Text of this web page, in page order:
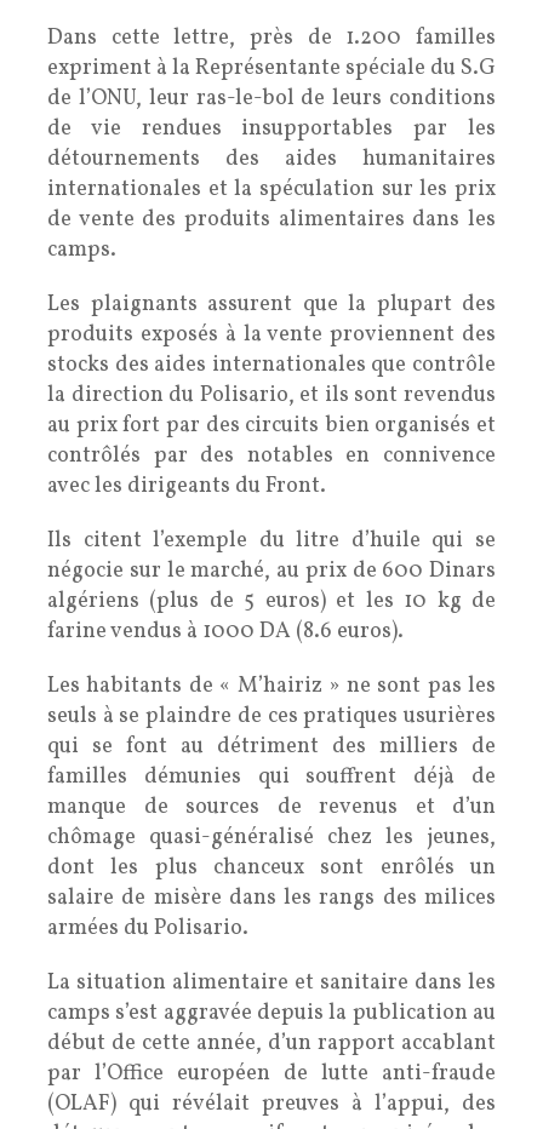
Dans cette lettre, près de 1.200 familles
expriment à la Représentante spéciale du S.G
de l’ONU, leur ras-le-bol de leurs conditions
de vie rendues insupportables par les
détournements des aides humanitaires
internationales et la spéculation sur les prix
de vente des produits alimentaires dans les
camps.
Les plaignants assurent que la plupart des
produits exposés à la vente proviennent des
stocks des aides internationales que contrôle
la direction du Polisario, et ils sont revendus
au prix fort par des circuits bien organisés et
contrôlés par des notables en connivence
avec les dirigeants du Front.
Ils citent l’exemple du litre d’huile qui se
négocie sur le marché, au prix de 600 Dinars
algériens (plus de 5 euros) et les 10 kg de
farine vendus à 1000 DA (8.6 euros).
Les habitants de « M’hairiz » ne sont pas les
seuls à se plaindre de ces pratiques usurières
qui se font au détriment des milliers de
familles démunies qui souffrent déjà de
manque de sources de revenus et d’un
chômage quasi-généralisé chez les jeunes,
dont les plus chanceux sont enrôlés un
salaire de misère dans les rangs des milices
armées du Polisario.
La situation alimentaire et sanitaire dans les
camps s’est aggravée depuis la publication au
début de cette année, d’un rapport accablant
par l’Office européen de lutte anti-fraude
(OLAF) qui révélait preuves à l’appui, des